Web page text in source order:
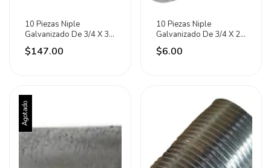
10 Piezas Niple
Galvanizado De 3/4 X 3
C150 Meer
$147.00
10 Piezas Niple
Galvanizado De 3/4 X 2
C150 Meer
$6.00
Agotado